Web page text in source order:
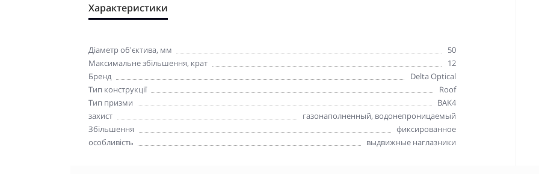
Характеристики
Діаметр об'єктива, мм
50
Максимальне збільшення, крат
12
Бренд
Delta Optical
Тип конструкції
Roof
Тип призми
BAK4
захист
газонаполненный, водонепроницаемый
Збільшення
фиксированное
особливість
выдвижные наглазники